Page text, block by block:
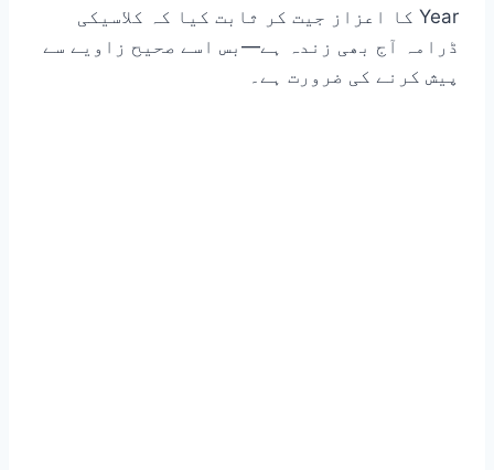
Year کا اعزاز جیت کر ثابت کیا کہ کلاسیکی
ڈرامہ آج بھی زندہ ہے—بس اسے صحیح زاویے سے
پیش کرنے کی ضرورت ہے۔